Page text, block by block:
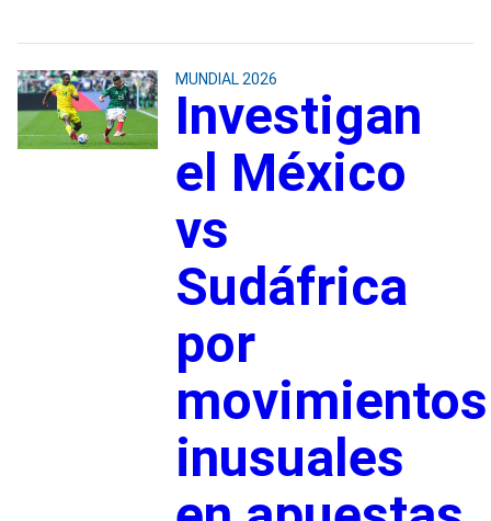
MUNDIAL 2026
Investigan
el México
vs
Sudáfrica
por
movimientos
inusuales